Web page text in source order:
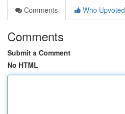
Comments
Who Upvoted
Comments
Submit a Comment
No HTML